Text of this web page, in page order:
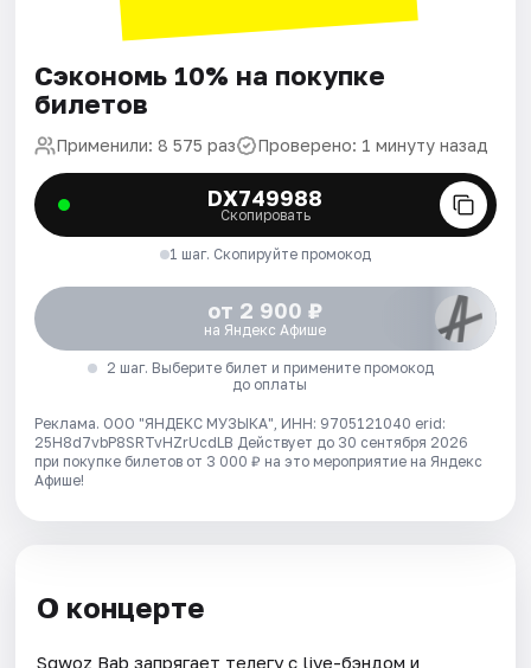
Сэкономь 10% на покупке
билетов
Применили: 8 575 раз Проверено: 1 минуту назад
DX749988
Скопировать
1 шаг. Скопируйте промокод
от 2 900 ₽
на Яндекс Афише
2 шаг. Выберите билет и примените промокод
до оплаты
Реклама. ООО "ЯНДЕКС МУЗЫКА", ИНН: 9705121040 erid:
25H8d7vbP8SRTvHZrUcdLB Действует до 30 сентября 2026
при покупке билетов от 3 000 ₽ на это мероприятие на Яндекс
Афише!
О концерте
Sqwoz Bab запрягает телегу с live-бэндом и